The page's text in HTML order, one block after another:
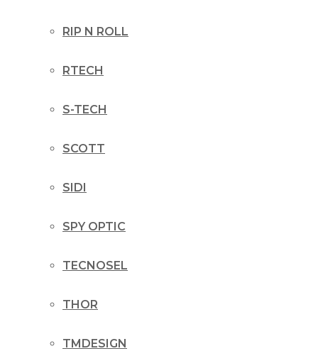
RIP N ROLL
RTECH
S-TECH
SCOTT
SIDI
SPY OPTIC
TECNOSEL
THOR
TMDESIGN